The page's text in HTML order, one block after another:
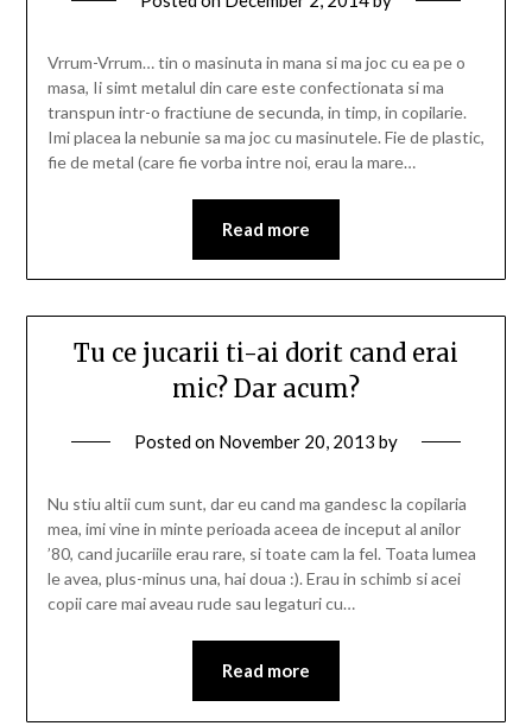
Vrrum-Vrrum… tin o masinuta in mana si ma joc cu ea pe o
masa, Ii simt metalul din care este confectionata si ma
transpun intr-o fractiune de secunda, in timp, in copilarie.
Imi placea la nebunie sa ma joc cu masinutele. Fie de plastic,
fie de metal (care fie vorba intre noi, erau la mare…
Read more
Tu ce jucarii ti-ai dorit cand erai
mic? Dar acum?
Posted on November 20, 2013 by
Nu stiu altii cum sunt, dar eu cand ma gandesc la copilaria
mea, imi vine in minte perioada aceea de inceput al anilor
’80, cand jucariile erau rare, si toate cam la fel. Toata lumea
le avea, plus-minus una, hai doua :). Erau in schimb si acei
copii care mai aveau rude sau legaturi cu…
Read more